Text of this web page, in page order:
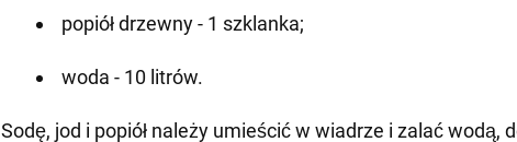
popiół drzewny - 1 szklanka;
woda - 10 litrów.
Sodę, jod i popiół należy umieścić w wiadrze i zalać wodą,